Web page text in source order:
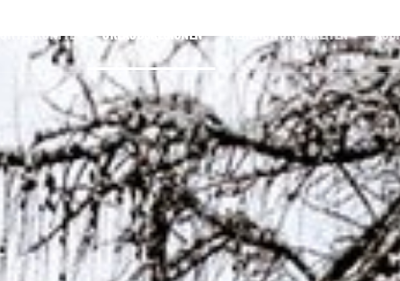
UNTERKÜNFTE URLAUBSREGIONEN SEHENSWÜRDIGKEITEN